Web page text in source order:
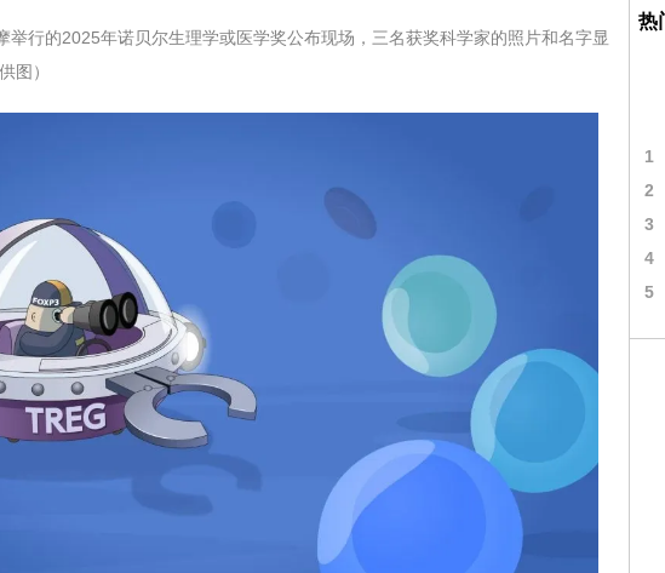
举行的2025年诺贝尔生理学或医学奖公布现场，三名获奖科学家的照片和名字显
图）
热
1
2
3
4
5